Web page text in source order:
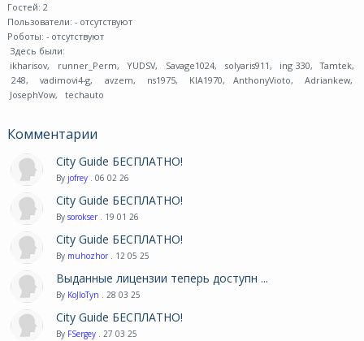
Гостей: 2
Пользователи: - отсутствуют
Роботы: - отсутствуют
Здесь были:
ikharisov, runner_Perm, YUDSV, Savage1024, solyaris911, ing 330, Tamtek,
248, vadimovi4-g, avzem, ns1975, KIA1970, AnthonyVioto, Adriankew,
JosephVow, techauto
Комментарии
City Guide БЕСПЛАТНО!
By jofrey . 06 02 26
City Guide БЕСПЛАТНО!
By sorokser . 19 01 26
City Guide БЕСПЛАТНО!
By muhozhor . 12 05 25
Выданные лицензии теперь доступн ...
By KoJIoTyn . 28 03 25
City Guide БЕСПЛАТНО!
By FSergey . 27 03 25